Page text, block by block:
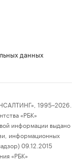
данных
1995–2026.
«РБК»
информации выдано
информационных
09.12.2015
«РБК»